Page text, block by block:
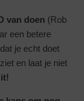
van doen (Rob
een betere
je echt doet
en laat je niet